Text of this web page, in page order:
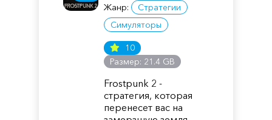
Жанр:
Стратегии
Симуляторы
10
Размер: 21.4 GB
Frostpunk 2 -
стратегия, которая
перенесет вас на